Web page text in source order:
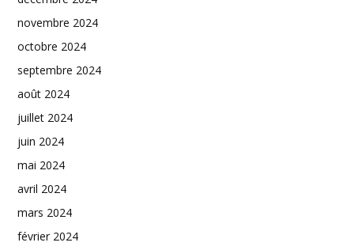
novembre 2024
octobre 2024
septembre 2024
août 2024
juillet 2024
juin 2024
mai 2024
avril 2024
mars 2024
février 2024